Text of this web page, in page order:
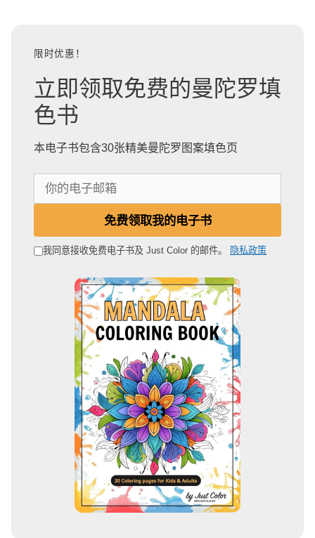
限时优惠！
立即领取免费的曼陀罗填
色书
本电子书包含30张精美曼陀罗图案填色页
邮
免费领取我的电子书
我同意接收免费电子书及 Just Color 的邮件。 隐私政策